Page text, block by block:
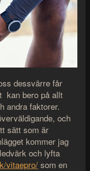
dessvärre får
kan bero på allt
andra faktorer.
och
sätt som är
kommer jag
och lyfta
vitaepro/som en